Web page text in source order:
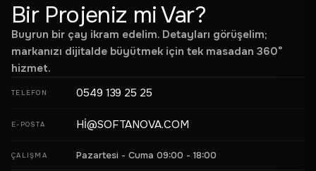
Bir Projeniz mi Var?
Buyrun bir çay ikram edelim. Detayları görüşelim;
markanızı dijitalde büyütmek için tek masadan 360°
hizmet.
TELEFON 0549 139 25 25
E-POSTA HI@SOFTANOVA.COM
ÇALIŞMA Pazartesi - Cuma 09:00 - 18:00